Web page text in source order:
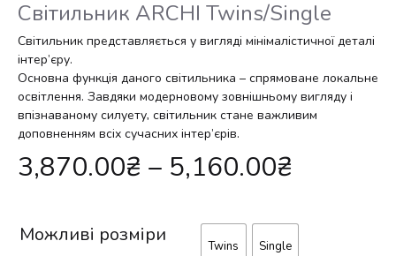
Світильник ARCHI Twins/Single
Світильник представляється у вигляді мінімалістичної деталі
інтер’єру.
Основна функція даного світильника – спрямоване локальне
освітлення. Завдяки модерновому зовнішньому вигляду і
впізнаваному силуету, світильник стане важливим
доповненням всіх сучасних інтер’єрів.
3,870.00₴ – 5,160.00₴
Можливі розміри Twins Single